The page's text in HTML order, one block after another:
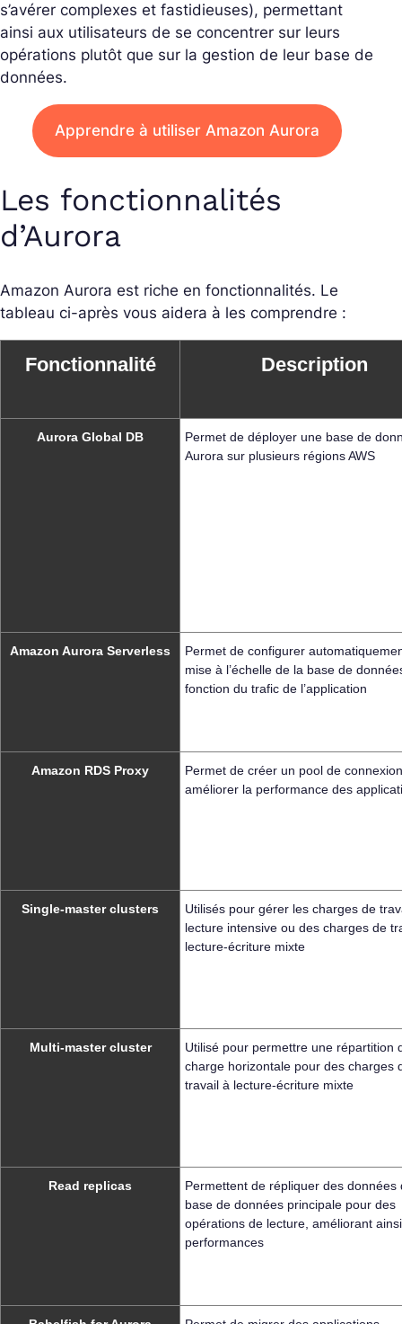
s’avérer complexes et fastidieuses), permettant
ainsi aux utilisateurs de se concentrer sur leurs
opérations plutôt que sur la gestion de leur base de
données.
Apprendre à utiliser Amazon Aurora
Les fonctionnalités
d’Aurora
Amazon Aurora est riche en fonctionnalités. Le
tableau ci-après vous aidera à les comprendre :
Fonctionnalité Description
Aurora Global DB
Permet de déployer une base de
Aurora sur plusieurs régions AWS
Amazon Aurora Serverless
Permet de configurer
mise à l’échelle de la base de
fonction du trafic de l’application
Amazon RDS Proxy
Permet de créer un pool de
améliorer la performance des
Single-master clusters
Utilisés pour gérer les charges de
lecture intensive ou des charges de
lecture-écriture mixte
Multi-master cluster
Utilisé pour permettre une répartition
charge horizontale pour des charges
travail à lecture-écriture mixte
Read replicas
Permettent de répliquer des données
base de données principale pour des
opérations de lecture, améliorant
performances